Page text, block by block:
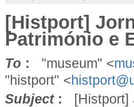
[Histport]
Património e
To : "museum" <
"histport" <
Subject: [Histport]